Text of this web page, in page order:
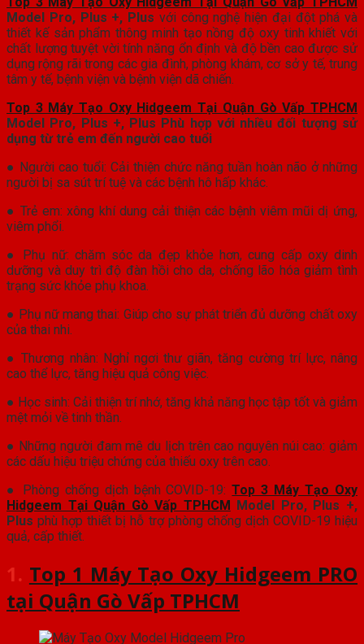
Model Pro, Plus +, Plus với công nghệ hiện đại đột phá và
thiết kế sản phẩm thông minh tạo nồng độ oxy tinh khiết với
chất lượng tuyệt vời tính năng ổn định và độ bền cao được sử
dụng rộng rãi trong các gia đình, phòng khám, cơ sở y tế, trung
tâm y tế, bệnh viện và bệnh viện dã chiến.
Top 3 Máy Tạo Oxy Hidgeem Tại Quận Gò Vấp TPHCM
Model Pro, Plus +, Plus Phù hợp với nhiều đối tượng sử
dụng từ trẻ em đến người cao tuổi
● Người cao tuổi: Cải thiện chức năng tuần hoàn não ở những
người bị sa sút trí tuệ và các bệnh hô hấp khác.
● Trẻ em: xông khí dung cải thiện các bệnh viêm mũi dị ứng,
viêm phổi.
● Phụ nữ: chăm sóc da đẹp khỏe hơn, cung cấp oxy dinh
dưỡng và duy trì độ đàn hồi cho da, chống lão hóa giảm tình
trạng sức khỏe phụ khoa.
● Phụ nữ mang thai: Giúp cho sự phát triển đủ dưỡng chất oxy
của thai nhi.
● Thương nhân: Nghỉ ngơi thư giãn, tăng cường trí lực, nâng
cao thể lực, tăng hiệu quả công việc.
● Học sinh: Cải thiện trí nhớ, tăng khả năng học tập tốt và giảm
mệt mỏi về tinh thần.
● Những người đam mê du lịch trên cao nguyên núi cao: giảm
các dấu hiệu triệu chứng của thiếu oxy trên cao.
● Phòng chống dịch bệnh COVID-19:Top 3 Máy Tạo Oxy
Hidgeem Tại Quận Gò Vấp TPHCM Model Pro, Plus +,
Plusphù hợp thiết bị hỗ trợ phòng chống dịch COVID-19 hiệu
quả, cấp thiết.
1. Top 1 Máy Tạo Oxy Hidgeem PRO
tại Quận Gò Vấp TPHCM